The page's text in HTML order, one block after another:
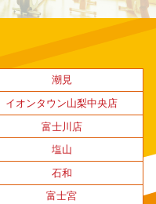
潮見
イオンタウン山梨中央店
富士川店
塩山
石和
富士宮